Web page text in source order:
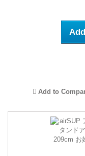
Add to